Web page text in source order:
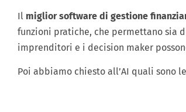
Il miglior software di gestione
funzioni pratiche, che permettano sia
imprenditori e i decision maker
Poi abbiamo chiesto all’AI quali sono le